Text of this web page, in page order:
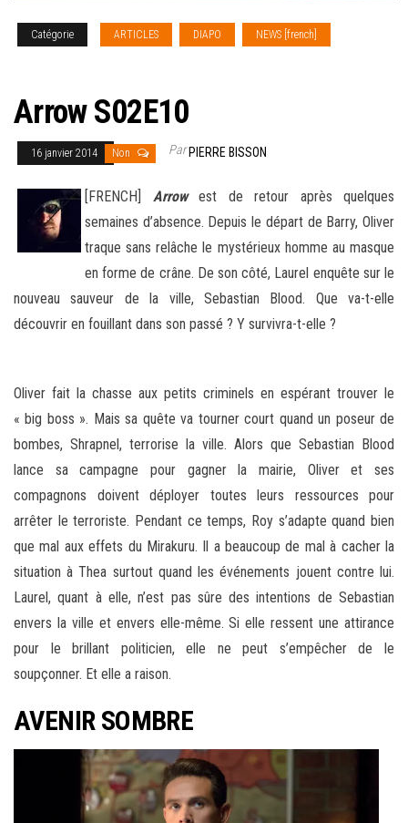
Catégorie ARTICLES DIAPO NEWS [french]
Arrow S02E10
16 janvier 2014 Non ParPIERRE BISSON
[FRENCH] Arrowest de retour après quelques
semaines d’absence. Depuis le départ de Barry, Oliver
traque sans relâche le mystérieux homme au masque
en forme de crâne. De son côté, Laurel enquête sur le
nouveau sauveur de la ville, Sebastian Blood. Que va-t-elle
découvrir en fouillant dans son passé ? Y survivra-t-elle ?
Oliver fait la chasse aux petits criminels en espérant trouver le
« big boss ». Mais sa quête va tourner court quand un poseur de
bombes, Shrapnel, terrorise la ville. Alors que Sebastian Blood
lance sa campagne pour gagner la mairie, Oliver et ses
compagnons doivent déployer toutes leurs ressources pour
arrêter le terroriste. Pendant ce temps, Roy s’adapte quand bien
que mal aux effets du Mirakuru. Il a beaucoup de mal à cacher la
situation à Thea surtout quand les événements jouent contre lui.
Laurel, quant à elle, n’est pas sûre des intentions de Sebastian
envers la ville et envers elle-même. Si elle ressent une attirance
pour le brillant politicien, elle ne peut s’empêcher de le
soupçonner. Et elle a raison.
AVENIR SOMBRE